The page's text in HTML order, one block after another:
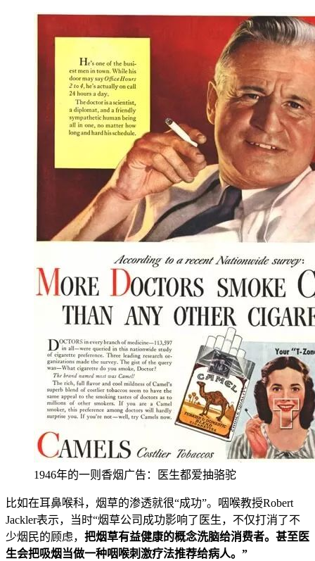
1946年的一则香烟广告：医生都爱抽骆驼
比如在耳鼻喉科，烟草的渗透就很“成功”。咽喉教授Robert
Jackler表示，当时“烟草公司成功影响了医生，不仅打消了不
少烟民的顾虑， 把烟草有益健康的概念洗脑给消费者。甚至医
生会把吸烟当做一种咽喉刺激疗法推荐给病人。”